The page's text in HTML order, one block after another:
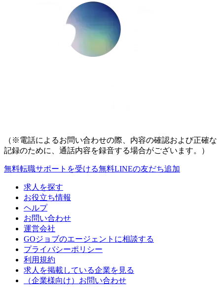
（※電話によるお問い合わせの際、内容の確認および正確な
記録のために、通話内容を録音する場合がございます。）
無料転職サポートを受ける無料LINEの友だち追加
求人を探す
お役立ち情報
ヘルプ
お問い合わせ
運営会社
GOジョブのエージェントに相談する
プライバシーポリシー
利用規約
求人を掲載している企業を見る
（企業様向け）お問い合わせ